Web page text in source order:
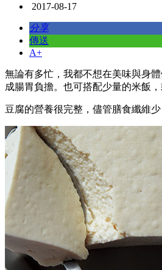
2017-08-17
分享
傳送
A+
無論有多忙，我都不想在美味與身
成腸胃負擔。也可搭配少量的米飯
豆腐的營養很完整，儘管膳食纖維